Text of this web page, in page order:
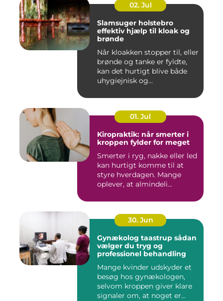
02. Jul
Slamsuger holstebro
effektiv hjælp til kloak og
brønde
Når kloakken stopper til, eller
brønde og tanke er fyldte,
kan det hurtigt blive både
uhygiejnisk og...
01. Jul
Kiropraktik: når smerter i
kroppen fylder for meget
Smerter i ryg, nakke eller led
kan hurtigt komme til at
styre hverdagen. Mange
oplever, at almindeli...
30. Jun
Gynækolog taastrup sådan
vælger du tryg og
professionel behandling
Mange kvinder udskyder et
besøg hos gynækologen,
selvom kroppen giver klare
signaler om, at noget er...